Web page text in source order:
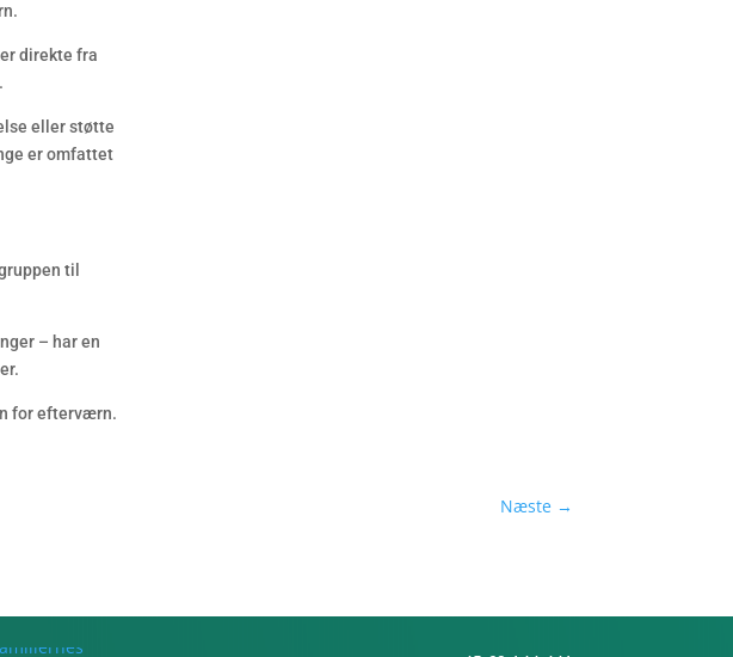
direkte fra
eller støtte
er omfattet
til
– har en
for efterværn.
Næste→